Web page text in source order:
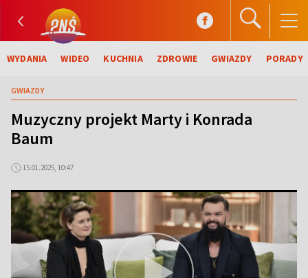
WYDANIA WIDEO KUCHNIA ZDROWIE GWIAZDY PORADY
GWIAZDY
Muzyczny projekt Marty i Konrada
Baum
15.01.2025, 10:47